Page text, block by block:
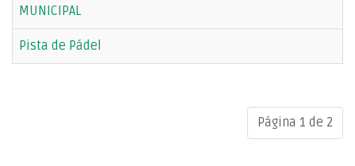
MUNICIPAL
Pista de Pádel
Página 1 de 2